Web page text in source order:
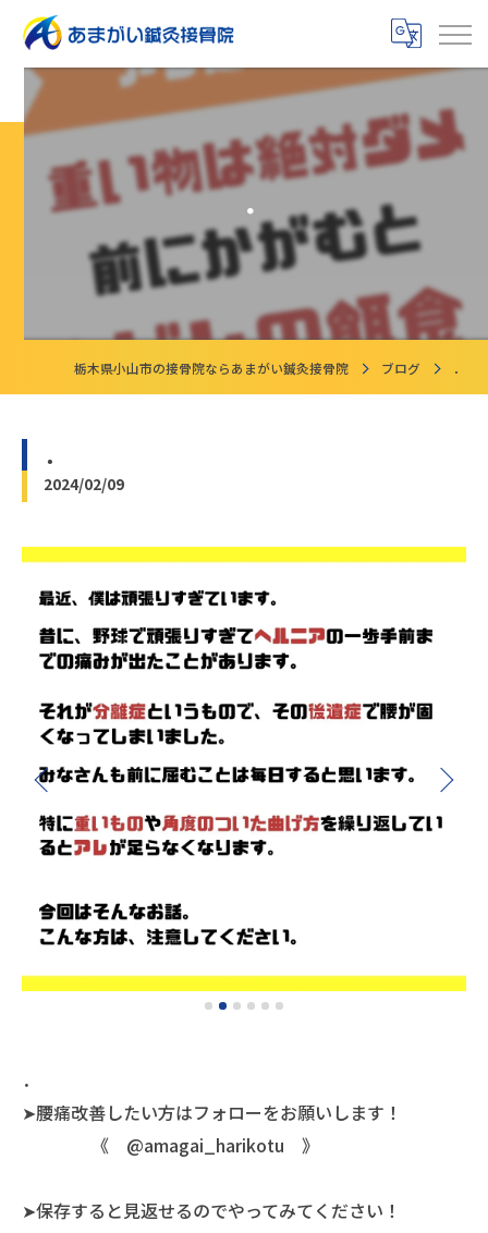
．
栃木県小山市の接骨院ならあまがい鍼灸接骨院 ブログ ．
．
2024/02/09
．
➤腰痛改善したい方はフォローをお願いします！
《 @amagai_harikotu 》
➤保存すると見返せるのでやってみてください！